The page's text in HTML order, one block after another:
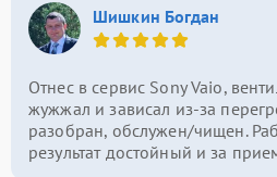
Шишкин Богдан
Отнес в сервис Sony Vaio,
жужжал и зависал из-за
разобран, обслужен/чищен.
результат достойный и за